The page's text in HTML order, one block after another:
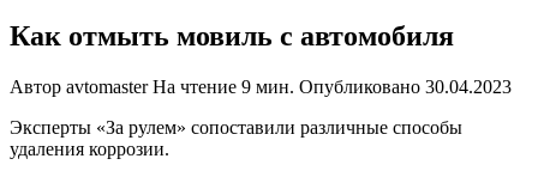
Как отмыть мовиль с автомобиля
Автор avtomaster На чтение 9 мин. Опубликовано 30.04.2023
Эксперты «За рулем» сопоставили различные способы
удаления коррозии.